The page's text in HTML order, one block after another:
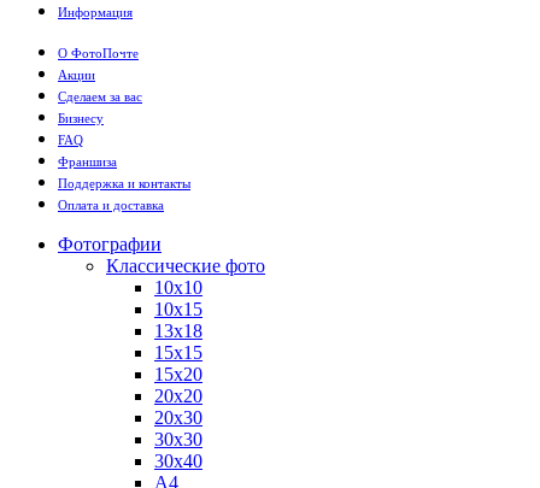
Информация
О ФотоПочте
Акции
Сделаем за вас
Бизнесу
FAQ
Франшиза
Поддержка и контакты
Оплата и доставка
Фотографии
Классические фото
10х10
10х15
13х18
15х15
15х20
20х20
20х30
30х30
30х40
А4